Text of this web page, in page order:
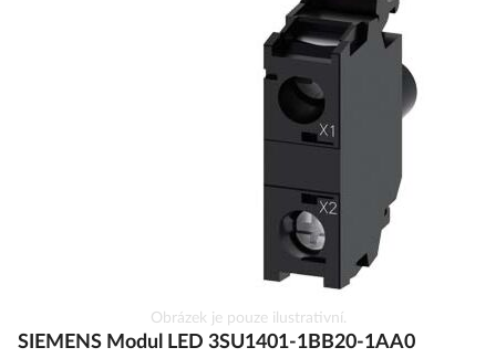
na
Obrázek je pouze ilustrativní.
SIEMENS Modul LED 3SU1401-1BB20-1AA0